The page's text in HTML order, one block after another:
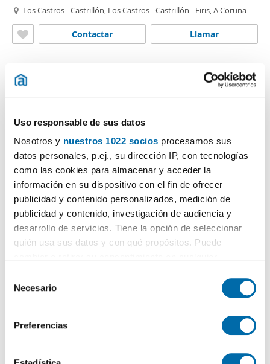
Uso responsable de sus datos
Nosotros y nuestros 1022 socios procesamos sus
datos personales, p.ej., su dirección IP, con tecnologías
como las cookies para almacenar y acceder la
información en su dispositivo con el fin de ofrecer
publicidad y contenido personalizados, medición de
publicidad y contenido, investigación de audiencia y
desarrollo de servicios. Tiene la opción de seleccionar
quién usa sus datos y con qué propósitos. Puede
el Menú de consentimiento.
Recopilar información sobre su ubicación geográfica
Identificar su dispositivo analizándolo activamente
Necesario
Preferencias
Los Castros - Castrillón, Los Castros - Castrillón - Eiris, A Coruña
Llamar
Contactar
1.000€
110m2 3 Hab 2 Baños
Avenida Ejército, Los Castros - Castrillón - Eiris, A Coruña
NUEVO PREMIUM Máx. 10km